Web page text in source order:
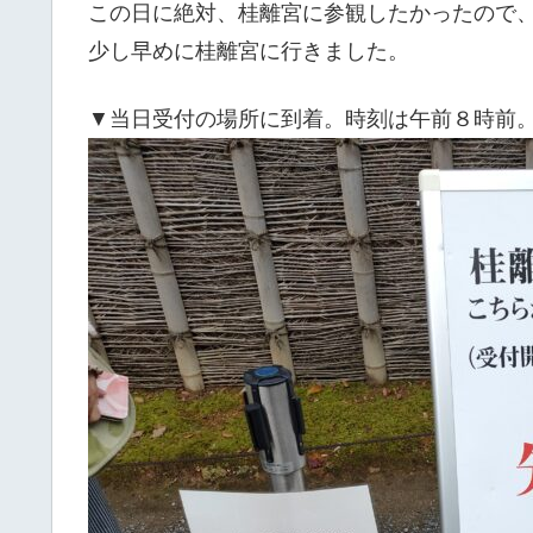
この日に絶対、桂離宮に参観したかったので
少し早めに桂離宮に行きました。
▼当日受付の場所に到着。時刻は午前８時前